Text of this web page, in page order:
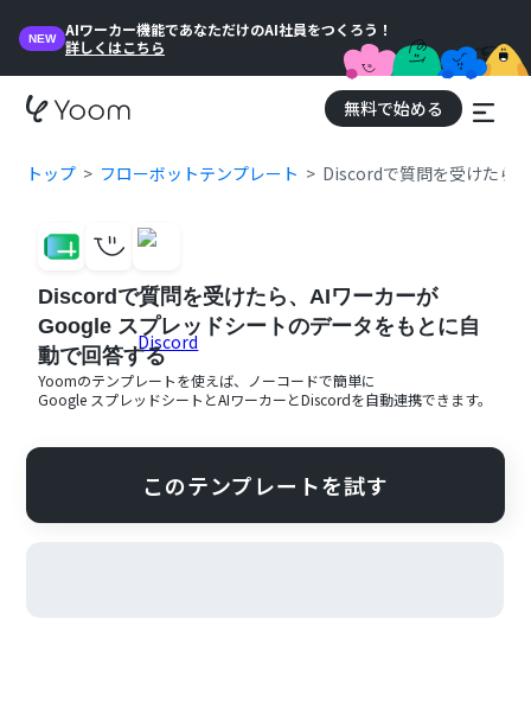
NEW
AIワーカー機能であなただけのAI社員をつくろう！
詳しくはこちら
無料で始める
トップ フローボットテンプレート Discordで質問を受けたら
Discordで質問を受けたら、AIワーカーが
Google スプレッドシートのデータをもとに自
動で回答する
Yoomのテンプレートを使えば、ノーコードで簡単に
Google スプレッドシート とAIワーカーとDiscordを自動連携できます。
このテンプレートを試す